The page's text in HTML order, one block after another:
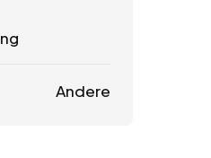
Andere